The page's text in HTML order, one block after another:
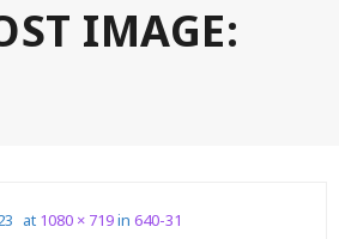
IMAGE:
at 1080 × 719in 640-31